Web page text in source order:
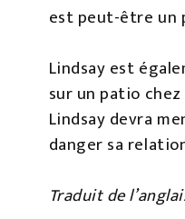
est peut-être un
Lindsay est
sur un patio
Lindsay devra
danger sa
Traduit de